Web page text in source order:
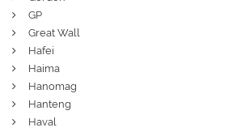
GP
Great Wall
Hafei
Haima
Hanomag
Hanteng
Haval